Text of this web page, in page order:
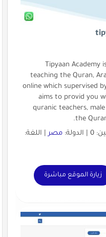
Tipyaan
teaching the Quran,
online which supervised
aims to provid you
quranic teachers,
the
مصر| اللغة:
زيارة الموقع مباشرة